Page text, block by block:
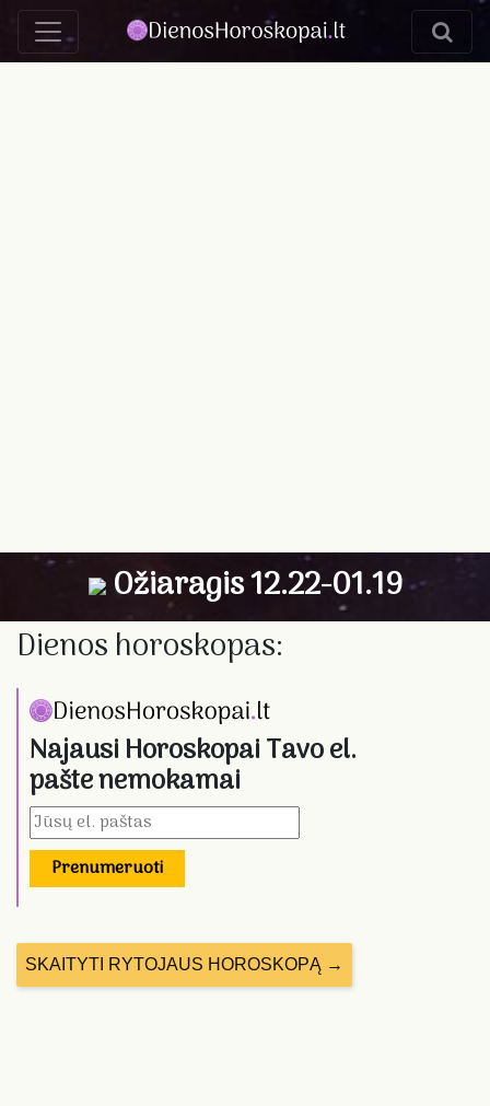
Ožiaragis 12.22-01.19
Dienos horoskopas:
Najausi Horoskopai Tavo el.
pašte nemokamai
Prenumeruoti
SKAITYTI RYTOJAUS HOROSKOPĄ →